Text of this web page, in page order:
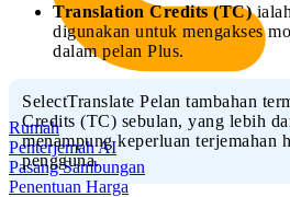
Rumah
Penterjemah AI
Pasang Sambungan
Penentuan Harga
Translation Credits (TC)
digunakan untuk mengakses
dalam pelan Plus.
SelectTranslate Pelan tambahan
Credits (TC) sebulan, yang lebih
menampung keperluan terjemahan
pengguna.